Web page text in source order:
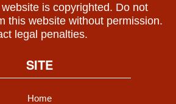
is copyrighted. Do not
this website without permission.
legal penalties.
SITE
Home